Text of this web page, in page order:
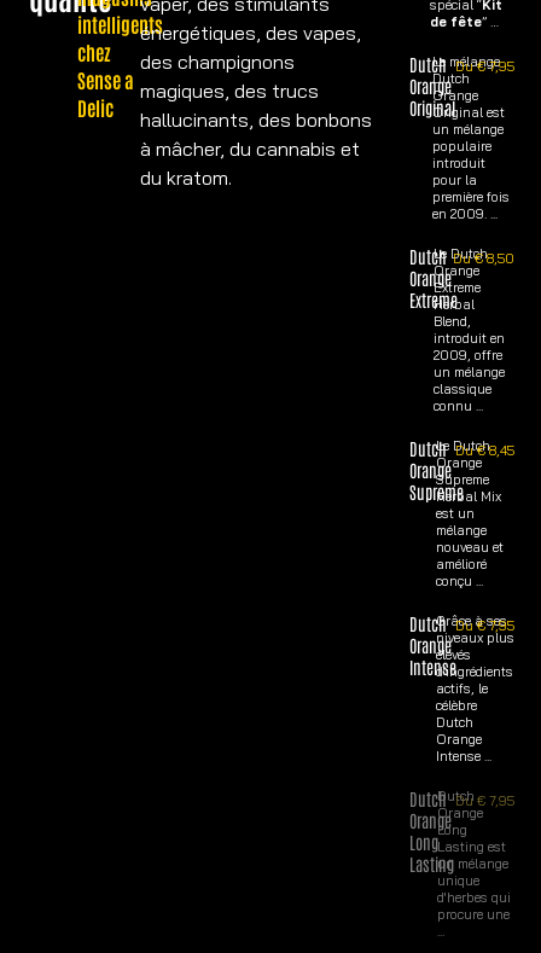
intelligents
chez
Sense a
Delic
énergétiques, des vapes,
des champignons
magiques, des trucs
hallucinants, des bonbons
à mâcher, du cannabis et
du kratom.
spécial “Kit
de fête” …
Dutch
Orange
Original
Du€7,95
Le mélange
Dutch
Orange
Original est
un mélange
populaire
introduit
pour la
première fois
en 2009. ...
Dutch
Orange
Extreme
Du€8,50
Le Dutch
Orange
Extreme
Herbal
Blend,
introduit en
2009, offre
un mélange
classique
connu ...
Dutch
Orange
Supreme
Du€8,45
Le Dutch
Orange
Supreme
Herbal Mix
est un
mélange
nouveau et
amélioré
conçu ...
Dutch
Orange
Intense
Du€7,95
Grâce à ses
niveaux plus
élevés
d'ingrédients
actifs, le
célèbre
Dutch
Orange
Intense ...
Dutch
Orange
Long
Lasting
Du€ 7,95
Dutch
Orange
Long
Lasting est
un mélange
unique
d'herbes qui
procure une
...